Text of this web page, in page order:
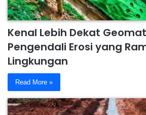
Kenal Lebih Dekat
Pengendali Erosi yang
Lingkungan
Read More »